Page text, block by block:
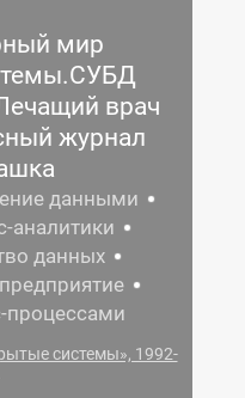
мир
врач
журнал
данными
аналитики
данных
процессами
системы», 1992-